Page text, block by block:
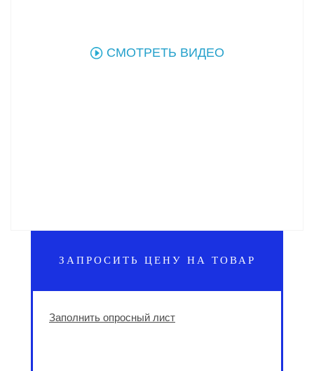
СМОТРЕТЬ ВИДЕО
ЗАПРОСИТЬ ЦЕНУ НА ТОВАР
Заполнить опросный лист